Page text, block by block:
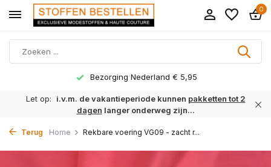
0
Bezorging Nederland € 5,95
Let op: i.v.m. de vakantieperiode kunnen pakketten tot 2
dagen langer onderweg zijn...
Terug Home Rekbare voering VG09 - zacht r...